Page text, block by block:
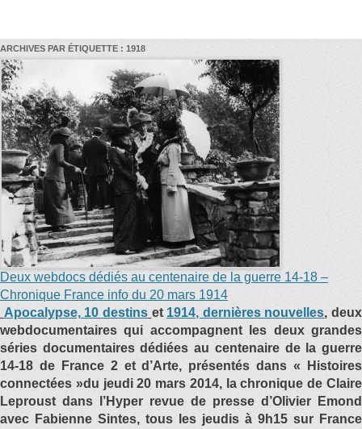
ARCHIVES PAR ÉTIQUETTE : 1918
Deux webdocs dédiés au centenaire de la guerre 14-18 –
Chronique France info du 20 mars 1914
Apocalypse, 10 destins et 1914, dernières nouvelles, deux
webdocumentaires qui accompagnent les deux grandes
séries documentaires dédiées au centenaire de la guerre
14-18 de France 2 et d’Arte, présentés dans « Histoires
connectées »du jeudi 20 mars 2014, la chronique de Claire
Leproust dans l’Hyper revue de presse d’Olivier Emond
avec Fabienne Sintes, tous les jeudis à 9h15 sur France